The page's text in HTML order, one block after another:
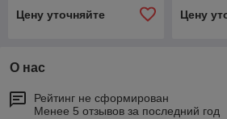
Цену уточняйте
Цену
О нас
Рейтинг не сформирован
Менее 5 отзывов за последний год